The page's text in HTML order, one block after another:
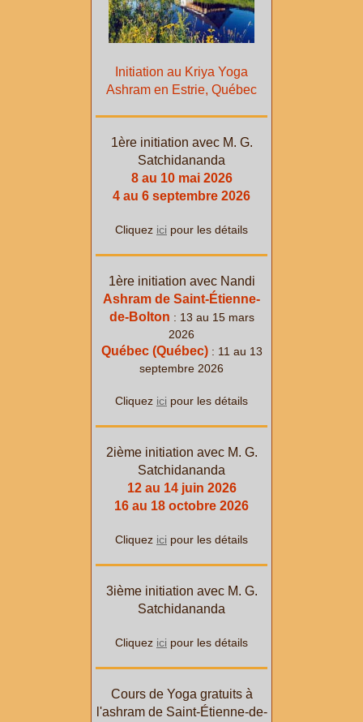
Initiation au Kriya Yoga
Ashram en Estrie, Québec
1ère initiation avec M. G.
Satchidananda
8 au 10 mai 2026
4 au 6 septembre 2026
Cliquez ici pour les détails
1ère initiation avec Nandi
Ashram de Saint-Étienne-
de-Bolton : 13 au 15 mars
2026
Québec (Québec): 11 au 13
septembre 2026
Cliquez ici pour les détails
2ième initiation avec M. G.
Satchidananda
12 au 14 juin 2026
16 au 18 octobre 2026
Cliquez ici pour les détails
3ième initiation avec M. G.
Satchidananda
Cliquez ici pour les détails
Cours de Yoga gratuits à
l'ashram de Saint-Étienne-de-